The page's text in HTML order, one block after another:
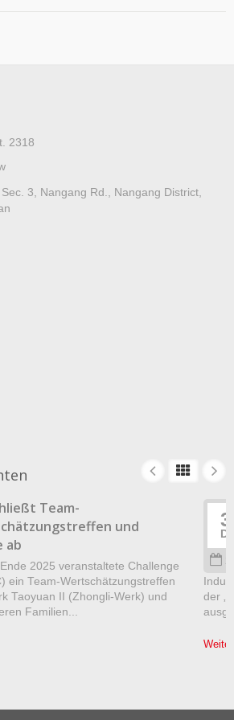
2318
3, Nangang Rd., Nangang District,
Team-
und
ab
2025 veranstaltete Challenge
ein Team-Wertschätzungstreffen
Taoyuan II (Zhongli-Werk) und
Familien...
der